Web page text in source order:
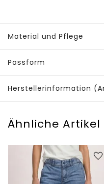
Material und Pflege
Passform
Herstellerinformation
Ähnliche Artikel